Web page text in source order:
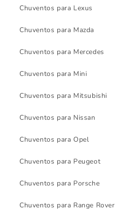
Chuventos para Lexus
Chuventos para Mazda
Chuventos para Mercedes
Chuventos para Mini
Chuventos para Mitsubishi
Chuventos para Nissan
Chuventos para Opel
Chuventos para Peugeot
Chuventos para Porsche
Chuventos para Range Rover